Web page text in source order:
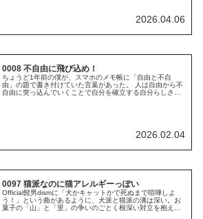
2026.04.06
0008 不自由に飛び込め！
ちょうど1年前の僕が、スマホのメモ帳に「自由と不自
由」の題で書き付けていた言葉があった。 人は自由から不
自由に突っ込んでいくことで自分を確立する自分らしさは
2026.02.04
0097 猫派なのに猫アレルギーっぽい
Official髭男dismに「犬かキャットかで死ぬまで喧嘩しよ
う！」という曲があるように、犬派と猫派の溝は深い。お
菓子の「山」と「里」の争いのごとく根深い対立を抱えて